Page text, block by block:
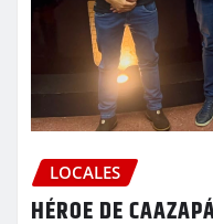
LOCALES
HÉROE DE